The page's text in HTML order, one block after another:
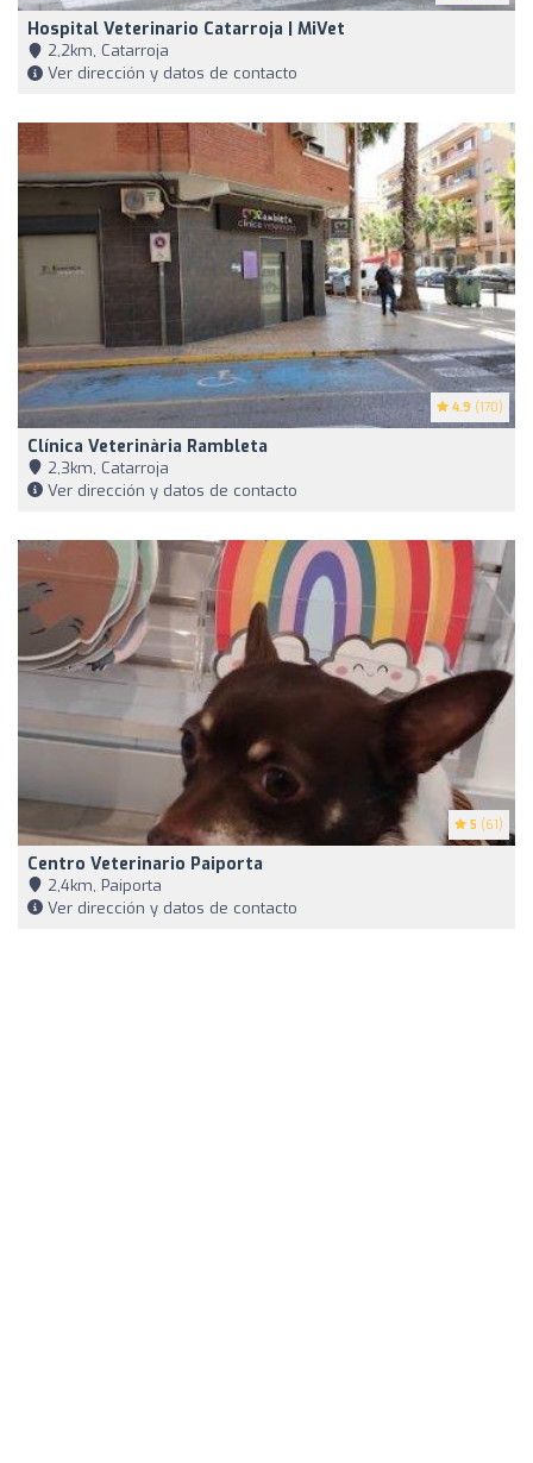
Hospital Veterinario Catarroja | MiVet
2,2km, Catarroja
Ver dirección y datos de contacto
4.9 (170)
Clínica Veterinària Rambleta
2,3km, Catarroja
Ver dirección y datos de contacto
5 (61)
Centro Veterinario Paiporta
2,4km, Paiporta
Ver dirección y datos de contacto